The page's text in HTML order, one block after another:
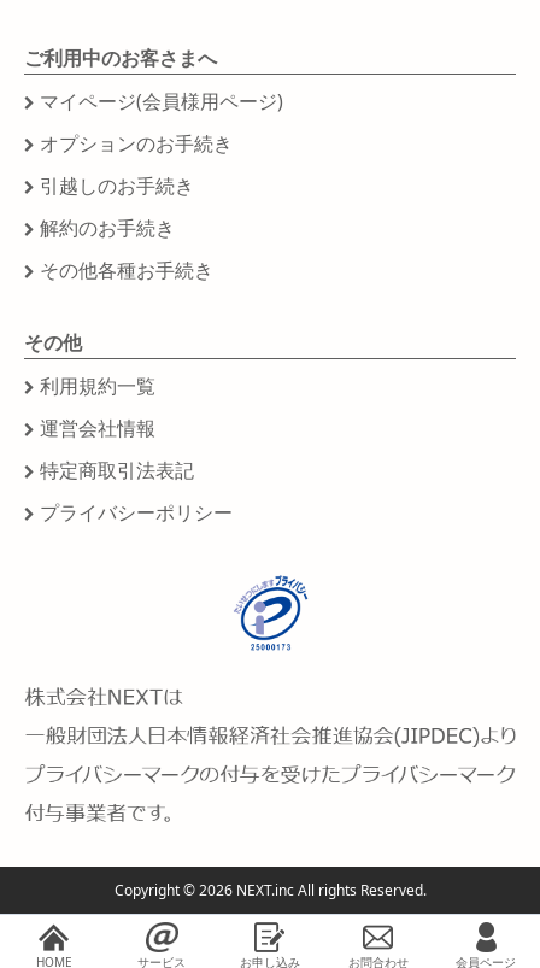
ご利用中のお客さまへ
マイページ(会員様用ページ)
オプションのお手続き
引越しのお手続き
解約のお手続き
その他各種お手続き
その他
利用規約一覧
運営会社情報
特定商取引法表記
プライバシーポリシー
Copyright © 2026 NEXT.inc All rights Reserved.
HOME サービス お申し込み お問合わせ 会員ページ